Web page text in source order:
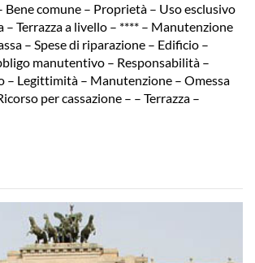
Bene comune – Proprietà – Uso esclusivo
– Terrazza a livello – **** – Manutenzione
– Spese di riparazione – Edificio –
manutentivo – Responsabilità –
– Legittimità – Manutenzione – Omessa
per cassazione – – Terrazza –